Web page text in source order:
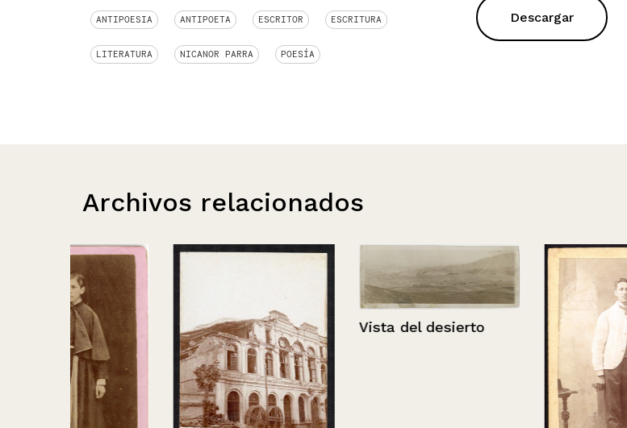
ANTIPOESIA ANTIPOETA ESCRITOR ESCRITURA
LITERATURA NICANOR PARRA POESÍA
Descargar
Archivos relacionados
Vista del desierto